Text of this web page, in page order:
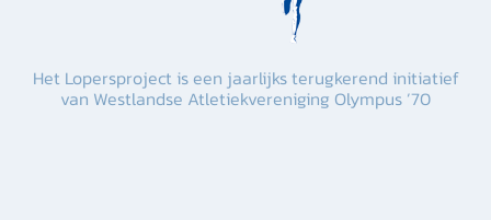
Het Lopersproject is een jaarlijks terugkerend initiatief
van Westlandse Atletiekvereniging Olympus ’70